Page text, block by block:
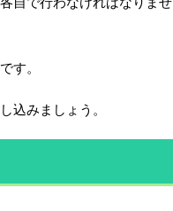
す。
込みましょう。